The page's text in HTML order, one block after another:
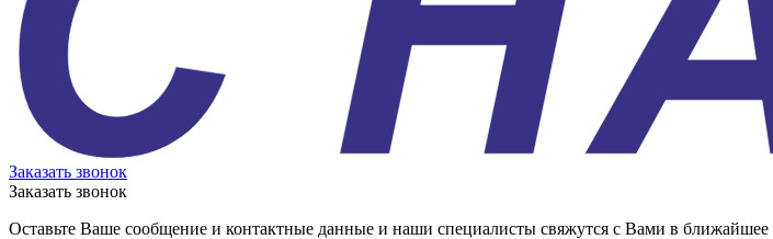
Заказать звонок
Заказать звонок
Оставьте Ваше сообщение и контактные данные и наши специалисты свяжутся с Вами в ближайшее